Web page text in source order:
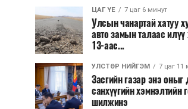
ЦАГ ҮЕ 7 цаг 6 минут
Улсын чанартай хатуу
авто замын талаас илүү
13-аас...
УЛСТӨР НИЙГЭМ 7 цаг 11
Засгийн газар энэ оныг
санхүүгийн хэмнэлтийн
шилжинэ